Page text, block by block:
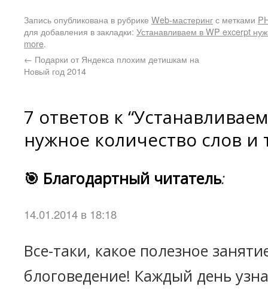
Запись опубликована в рубрике Web-мастерингс метками
для добавления в закладки: Устанавливаем в WP excerpt
more.
← Подарки от Яндекса плохим детишкам на
Новый год 2014
7 ответов к
нужное количество слов и
🎯 Благодартный читатель:
14.01.2014 в 18:18
Все-таки, какое полезное
блоговедение! Каждый день